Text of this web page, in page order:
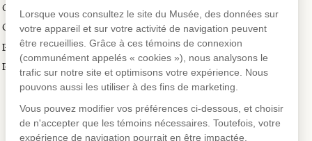
Guide de numérisation 3D
Commandes d'images
Prix en art actuel
Prix Lynne-Cohen
du tourisme